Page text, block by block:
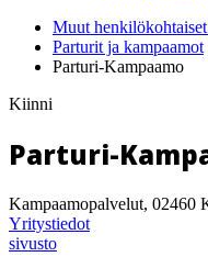
Muut
Parturit ja kampaamot
Parturi-Kampaamo
Kiinni
Parturi-
Kampaamopalvelut, 02460
Yritystiedot
sivusto